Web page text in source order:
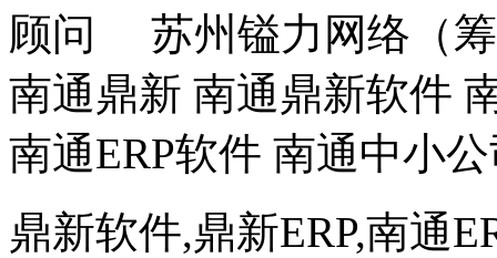
顾问 苏州镒力网络（
南通鼎新 南通鼎新软件
南通ERP软件 南通中小
鼎新软件,鼎新ERP,南通